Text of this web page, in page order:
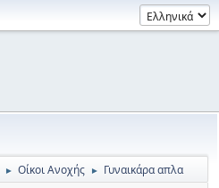
► Οίκοι Ανοχής ► Γυναικάρα απλα